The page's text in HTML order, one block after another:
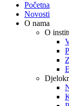
Početna
Novosti
O nama
O